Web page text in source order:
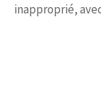
inapproprié,